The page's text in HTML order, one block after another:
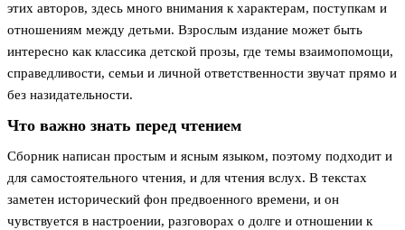
этих авторов, здесь много внимания к характерам, поступкам и
отношениям между детьми. Взрослым издание может быть
интересно как классика детской прозы, где темы взаимопомощи,
справедливости, семьи и личной ответственности звучат прямо и
без назидательности.
Что важно знать перед чтением
Сборник написан простым и ясным языком, поэтому подходит и
для самостоятельного чтения, и для чтения вслух. В текстах
заметен исторический фон предвоенного времени, и он
чувствуется в настроении, разговорах о долге и отношении к